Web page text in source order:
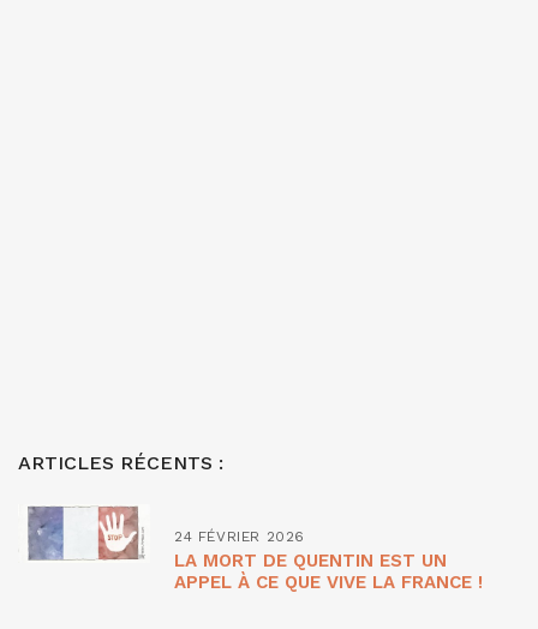
ARTICLES RÉCENTS :
24 FÉVRIER 2026
LA MORT DE QUENTIN EST UN
APPEL À CE QUE VIVE LA FRANCE !